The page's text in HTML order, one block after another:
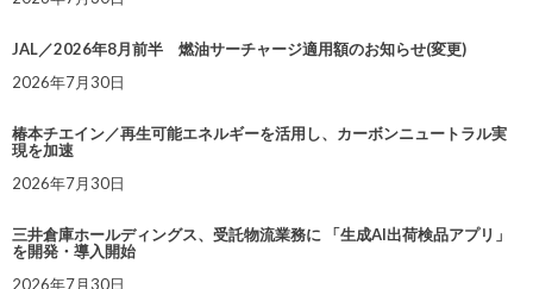
JAL／2026年8月前半 燃油サーチャージ適用額のお知らせ(変更)
2026年7月30日
椿本チエイン／再生可能エネルギーを活用し、カーボンニュートラル実
現を加速
2026年7月30日
三井倉庫ホールディングス、受託物流業務に 「生成AI出荷検品アプリ」
を開発・導入開始
2026年7月30日